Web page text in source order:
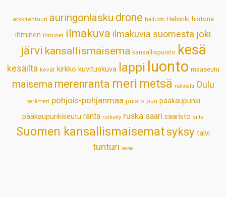
p
k
n
s
t
arkkitehtuuri auringonlasku drone hailuoto Helsinki historia
ihminen ihmiset ilmakuva ilmakuvia suomesta joki
järvi kansallismaisema kansallispuisto kesä
kesäilta kevät kirkko kuvituskuva lappi luonto maaseutu
maisema merenranta meri metsä näköala Oulu
perämeri pohjois-pohjanmaa puisto puu pääkaupunki
pääkaupunkiseutu ranta retkeily ruska saari saaristo silta
Suomen kansallismaisematsyksy talvi
tunturi vene